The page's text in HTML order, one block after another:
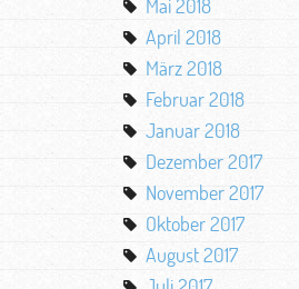
Mai 2018
April 2018
März 2018
Februar 2018
Januar 2018
Dezember 2017
November 2017
Oktober 2017
August 2017